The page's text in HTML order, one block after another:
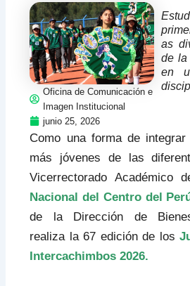
Oficina de Comunicación e
Imagen Institucional
junio 25, 2026
as
de la
en
Como una forma de
más jóvenes de las
Vicerrectorado Académico
Nacional del Centro del
de la Dirección de
realiza la 67 edición de los
Intercachimbos 2026.